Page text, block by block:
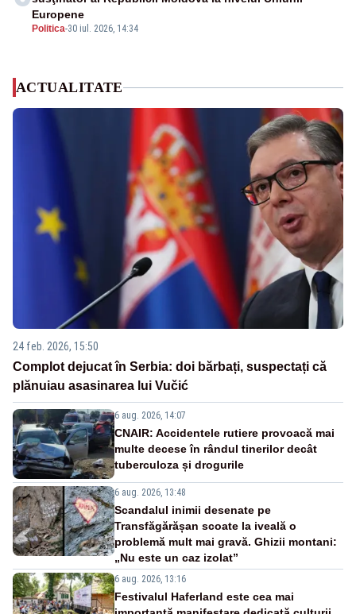
Politica-30 iul. 2026, 14:34
Europene
ACTUALITATE
24 feb. 2026, 15:50
Complot dejucat în Serbia: doi bărbați, suspectați că
plănuiau asasinarea lui Vučić
6 aug. 2026, 14:07
CNAIR: Accidentele rutiere provoacă mai
multe decese în rândul tinerilor decât
tuberculoza și drogurile
6 aug. 2026, 13:48
Scandalul inimii desenate pe
Transfăgărășan scoate la iveală o
problemă mult mai gravă. Ghizii montani:
„Nu este un caz izolat”
6 aug. 2026, 13:16
Festivalul Haferland este cea mai